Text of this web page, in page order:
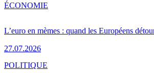
L’euro en mèmes : quand les Européens
27.07.2026
ÉCONOMIE
POLITIQUE